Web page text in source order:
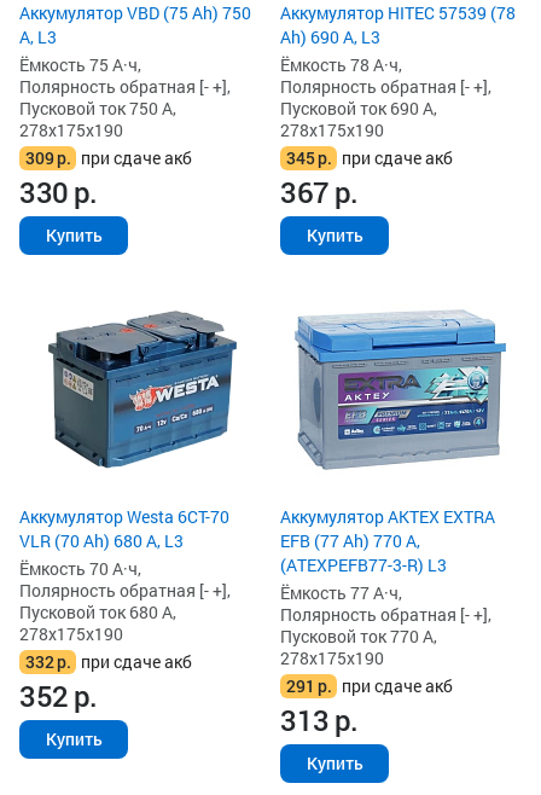
Аккумулятор VBD (75 Ah) 750
А, L3
Ёмкость 75 А·ч,
Полярность обратная [- +],
Пусковой ток 750 А,
278x175x190
309р. при сдаче акб
330р.
Купить
Аккумулятор HITEC 57539 (78
Ah) 690 А, L3
Ёмкость 78 А·ч,
Полярность обратная [- +],
Пусковой ток 690 А,
278x175x190
345р. при сдаче акб
367р.
Купить
Аккумулятор Westa 6СТ-70
VLR (70 Ah) 680 А, L3
Ёмкость 70 А·ч,
Полярность обратная [- +],
Пусковой ток 680 А,
278x175x190
332р. при сдаче акб
352р.
Купить
Аккумулятор AKTEX EXTRA
EFB (77 Ah) 770 А,
(ATEXPEFB77-3-R) L3
Ёмкость 77 А·ч,
Полярность обратная [- +],
Пусковой ток 770 А,
278x175x190
291 р. при сдаче акб
313р.
Купить